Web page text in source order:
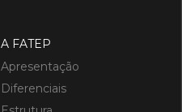
A FATEP
Apresentação
Diferenciais